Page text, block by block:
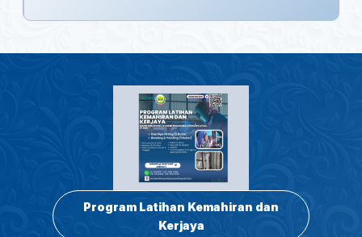
Program Latihan Kemahiran dan
Kerjaya